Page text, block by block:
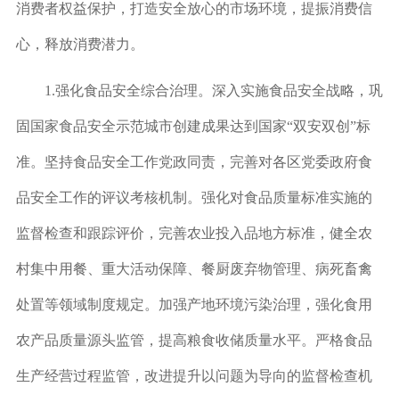
消费者权益保护，打造安全放心的市场环境，提振消费信
心，释放消费潜力。
1.强化食品安全综合治理。 深入实施食品安全战略，巩
固国家食品安全示范城市创建成果达到国家“双安双创”标
准。坚持食品安全工作党政同责，完善对各区党委政府食
品安全工作的评议考核机制。强化对食品质量标准实施的
监督检查和跟踪评价，完善农业投入品地方标准，健全农
村集中用餐、重大活动保障、餐厨废弃物管理、病死畜禽
处置等领域制度规定。加强产地环境污染治理，强化食用
农产品质量源头监管，提高粮食收储质量水平。严格食品
生产经营过程监管，改进提升以问题为导向的监督检查机